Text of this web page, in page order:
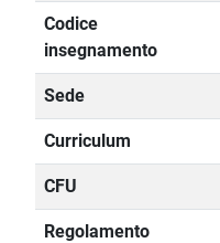
Codice
insegnamento
Sede
Curriculum
CFU
Regolamento